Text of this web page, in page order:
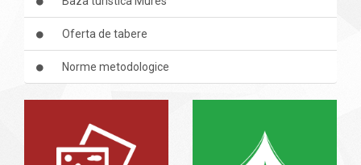
Oferta de tabere
Norme metodologice